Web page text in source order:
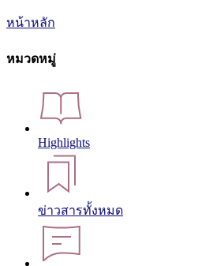
หน้าหลัก
หมวดหมู่
Highlights
ข่าวสารทั้งหมด